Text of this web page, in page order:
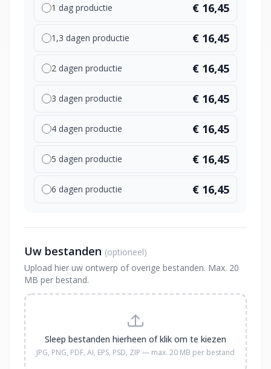
1 dag productie € 16,45
1,3 dagen productie € 16,45
2 dagen productie € 16,45
3 dagen productie € 16,45
4 dagen productie € 16,45
5 dagen productie € 16,45
6 dagen productie € 16,45
Uw bestanden (optioneel)
Upload hier uw ontwerp of overige bestanden. Max. 20
MB per bestand.
Sleep bestanden hierheen of klik om te kiezen
JPG, PNG, PDF, AI, EPS, PSD, ZIP — max. 20 MB per bestand